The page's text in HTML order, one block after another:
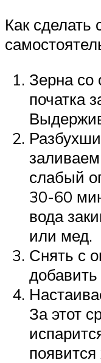
Как сделать
Зерна со
початка
слабый
30-60
вода
или мед.
Снять с
За этот